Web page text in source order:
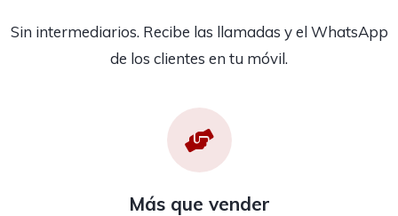
Sin intermediarios. Recibe las llamadas y el WhatsApp
de los clientes en tu móvil.
Más que vender